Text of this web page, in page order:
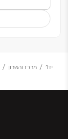
יד1 מרכז והשרון